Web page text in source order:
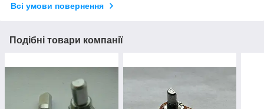
Всі умови повернення
Подібні товари компанії